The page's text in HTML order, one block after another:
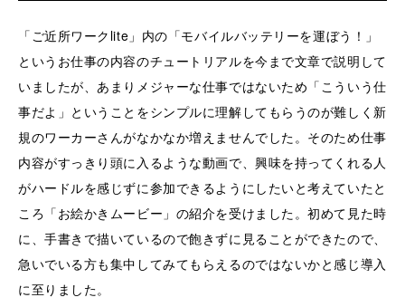
「ご近所ワークlite」内の「モバイルバッテリーを運ぼう！」
というお仕事の内容のチュートリアルを今まで文章で説明して
いましたが、あまりメジャーな仕事ではないため「こういう仕
事だよ」ということをシンプルに理解してもらうのが難しく新
規のワーカーさんがなかなか増えませんでした。そのため仕事
内容がすっきり頭に入るような動画で、興味を持ってくれる人
がハードルを感じずに参加できるようにしたいと考えていたと
ころ「お絵かきムービー」の紹介を受けました。初めて見た時
に、手書きで描いているので飽きずに見ることができたので、
急いでいる方も集中してみてもらえるのではないかと感じ導入
に至りました。